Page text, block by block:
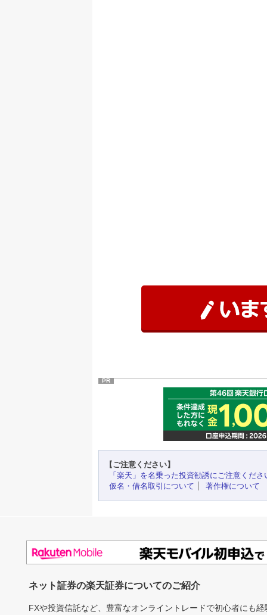
PR
【ご注意ください】
「楽天」を名乗った投資勧誘にご注意くださ
仮名・借名取引について
著作権について
ネット証券の楽天証券についてのご紹介
FXや投資信託など、豊富なオンライントレードで初心者にも